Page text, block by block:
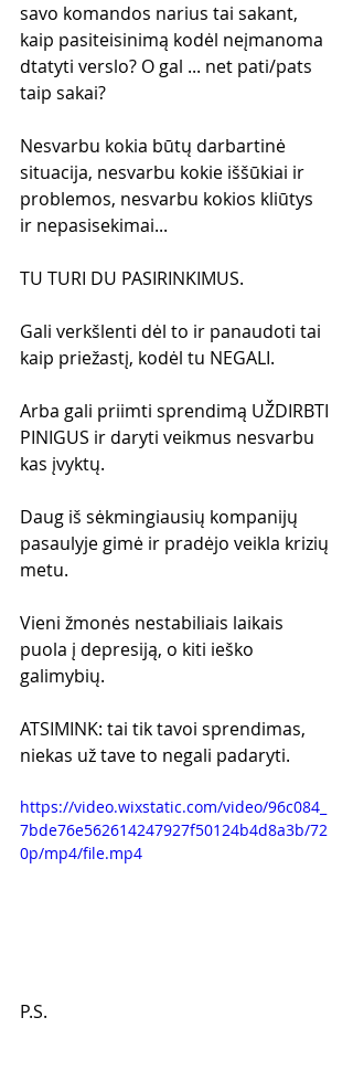
savo komandos narius tai sakant,
kaip pasiteisinimą kodėl neįmanoma
dtatyti verslo? O gal ... net pati/pats
taip sakai?
Nesvarbu kokia būtų darbartinė
situacija, nesvarbu kokie iššūkiai ir
problemos, nesvarbu kokios kliūtys
ir nepasisekimai...
TU TURI DU PASIRINKIMUS.
Gali verkšlenti dėl to ir panaudoti tai
kaip priežastį, kodėl tu NEGALI.
Arba gali priimti sprendimą UŽDIRBTI
PINIGUS ir daryti veikmus nesvarbu
kas įvyktų.
Daug iš sėkmingiausių kompanijų
pasaulyje gimė ir pradėjo veikla krizių
metu.
Vieni žmonės nestabiliais laikais
puola į depresiją, o kiti ieško
galimybių.
ATSIMINK: tai tik tavoi sprendimas,
niekas už tave to negali padaryti.
https://video.wixstatic.com/video/96c084_
7bde76e562614247927f50124b4d8a3b/72
0p/mp4/file.mp4
P.S.